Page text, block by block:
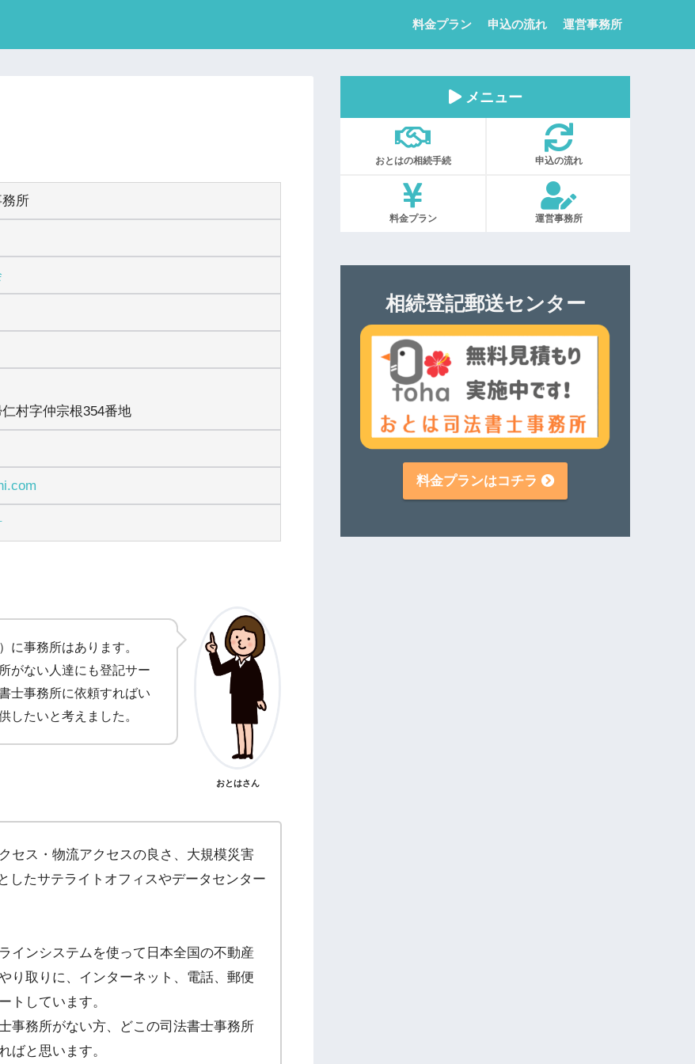
料金プラン 申込の流れ 運営事務所
所
村字仲宗根354番地
に事務所はあります。
がない人達にも登記サー
士事務所に依頼すればい
したいと考えました。
おとはさん
セス・物流アクセスの良さ、大規模災害
したサテライトオフィスやデータセンター
インシステムを使って日本全国の不動産
り取りに、インターネット、電話、郵便
トしています。
事務所がない方、どこの司法書士事務所
ばと思います。
メニュー
おとはの相続手続 申込の流れ
料金プラン 運営事務所
相続登記郵送センター
料金プランはコチラ